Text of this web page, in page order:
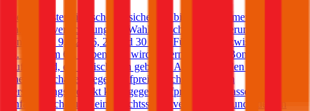
Die Oberösterreichische Versicherung bietet im Rahmen der Kfz-
Haftpflichtversicherung die Wahl zwischen Versicherungssummen
von € 7,79, 9, 12, 16, 20 und 30 Mio. Für Kunden zwischen dem
25. und dem 69. Lebensjahr wird, sofern sie in der Bonus Malus-
Stufe 0 sind, ein Freischaden geboten. Andere Kunden können
einen Freischaden gegen Aufpreis abschließen. Dem
Versicherungsprodukt kann gegen Aufpreis eine Insassen-
Unfallversicherung, eine Rechtsschutzversicherung und/oder ein